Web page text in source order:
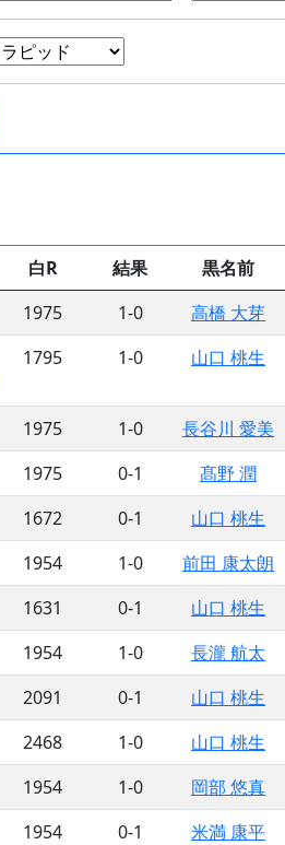
白R 結果
黒名前
1975 1-0
高橋 大芽
1795 1-0 山口 桃生
1975 1-0
長谷川 愛美
1975 0-1
髙野 潤
1672 0-1
山口 桃生
1954 1-0
前田 康太朗
1631 0-1
山口 桃生
1954 1-0
長瀧 航太
2091 0-1
山口 桃生
2468 1-0
山口 桃生
1954 1-0
岡部 悠真
1954 0-1
米満 康平